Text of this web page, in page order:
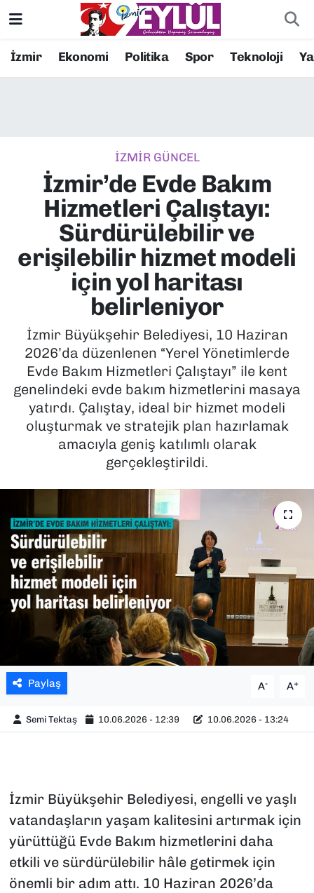
İzmir Ekonomi Politika Spor Teknoloji
İZMİR GÜNCEL
İzmir’de Evde Bakım
Hizmetleri Çalıştayı:
Sürdürülebilir ve
erişilebilir hizmet modeli
için yol haritası
belirleniyor
İzmir Büyükşehir Belediyesi, 10 Haziran
2026’da düzenlenen “Yerel Yönetimlerde
Evde Bakım Hizmetleri Çalıştayı” ile kent
genelindeki evde bakım hizmetlerini masaya
yatırdı. Çalıştay, ideal bir hizmet modeli
oluşturmak ve stratejik plan hazırlamak
amacıyla geniş katılımlı olarak
gerçekleştirildi.
Paylaş A- A+
Semi Tektaş 10.06.2026 - 12:39 10.06.2026 - 13:24
İzmir Büyükşehir Belediyesi, engelli ve yaşlı
vatandaşların yaşam kalitesini artırmak için
yürüttüğü Evde Bakım hizmetlerini daha
etkili ve sürdürülebilir hâle getirmek için
önemli bir adım attı. 10 Haziran 2026’da
Resmi İlanlar
EKONOMİ
KÜLTÜR SANAT
MAGAZİN
POLİTİKA
SAĞLIK
SPOR
TEKNOLOJİ
YAŞAM
Konak Nöbetçi Eczaneler
Süper Lig Puan Durumu ve Fikstür
Tüm Manşetler
Son Dakika Haberleri
Haber Arşivi